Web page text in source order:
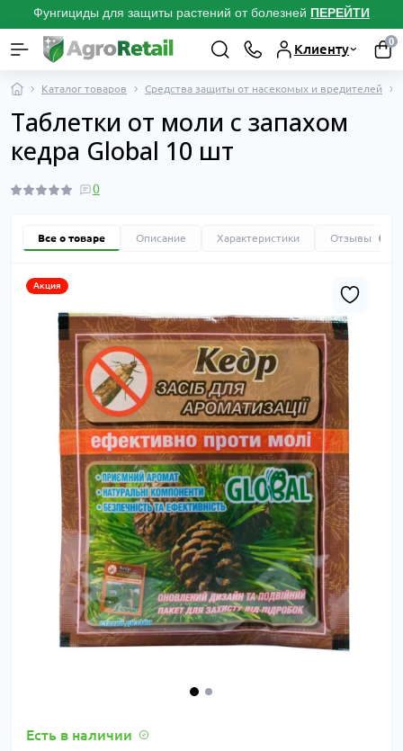
Фунгициды для защиты растений от болезней ПЕРЕЙТИ
Клиенту
0
Каталог товаров Средства защиты от насекомых и вредителей
Таблетки от моли с запахом
кедра Global 10 шт
0
Все о товаре Описание Характеристики Отзывы
Акция
Есть в наличии